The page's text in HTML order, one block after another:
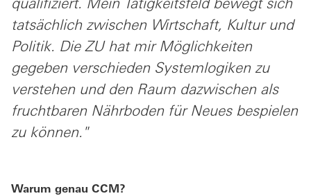
qualifiziert. Mein Tätigkeitsfeld bewegt sich
tatsächlich zwischen Wirtschaft, Kultur und
Politik. Die ZU hat mir Möglichkeiten
gegeben verschieden Systemlogiken zu
verstehen und den Raum dazwischen als
fruchtbaren Nährboden für Neues bespielen
zu können."
Warum genau CCM?